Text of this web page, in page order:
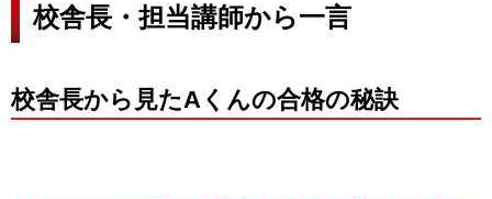
校舎長・担当講師から一言
校舎長から見たAくんの合格の秘訣